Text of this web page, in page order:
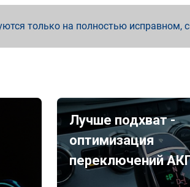
только на полностью исправном,
Лучше подхват -
оптимизация
переключений